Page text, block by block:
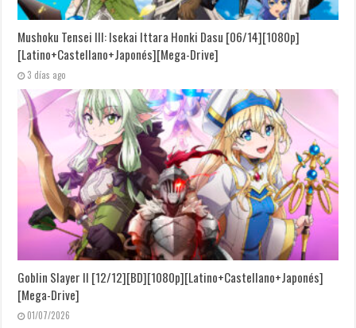
Mushoku Tensei III: Isekai Ittara Honki Dasu [06/14][1080p]
[Latino+Castellano+Japonés][Mega-Drive]
3 días ago
Goblin Slayer II [12/12][BD][1080p][Latino+Castellano+Japonés]
[Mega-Drive]
01/07/2026